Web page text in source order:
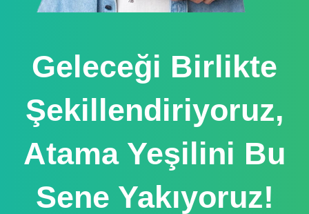
Geleceği Birlikte
Şekillendiriyoruz,
Atama Yeşilini Bu
Sene Yakıyoruz!